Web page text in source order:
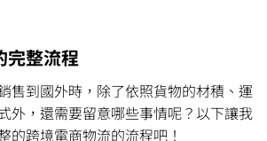
完整流程
售到國外時，除了依照貨物的材積、運
外，還需要留意哪些事情呢？以下讓我
的跨境電商物流的流程吧！